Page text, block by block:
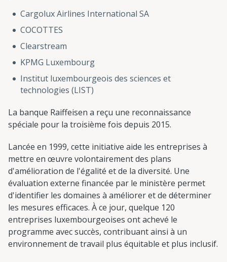
Cargolux Airlines International SA
COCOTTES
Clearstream
KPMG Luxembourg
Institut luxembourgeois des sciences et
technologies (LIST)
La banque Raiffeisen a reçu une reconnaissance
spéciale pour la troisième fois depuis 2015.
Lancée en 1999, cette initiative aide les entreprises à
mettre en œuvre volontairement des plans
d'amélioration de l'égalité et de la diversité. Une
évaluation externe financée par le ministère permet
d'identifier les domaines à améliorer et de déterminer
les mesures efficaces. À ce jour, quelque 120
entreprises luxembourgeoises ont achevé le
programme avec succès, contribuant ainsi à un
environnement de travail plus équitable et plus inclusif.